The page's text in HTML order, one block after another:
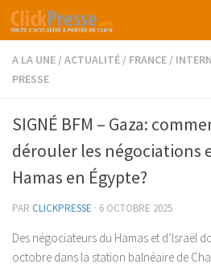
Skip to content
A LA UNE /ACTUALITÉ / FRANCE /
PRESSE
SIGNÉ BFM – Gaza:
dérouler les négociations
Hamas en Égypte?
PAR CLICKPRESSE · 6 OCTOBRE 2025
Des négociateurs du Hamas et d’Israël
octobre dans la station balnéaire de